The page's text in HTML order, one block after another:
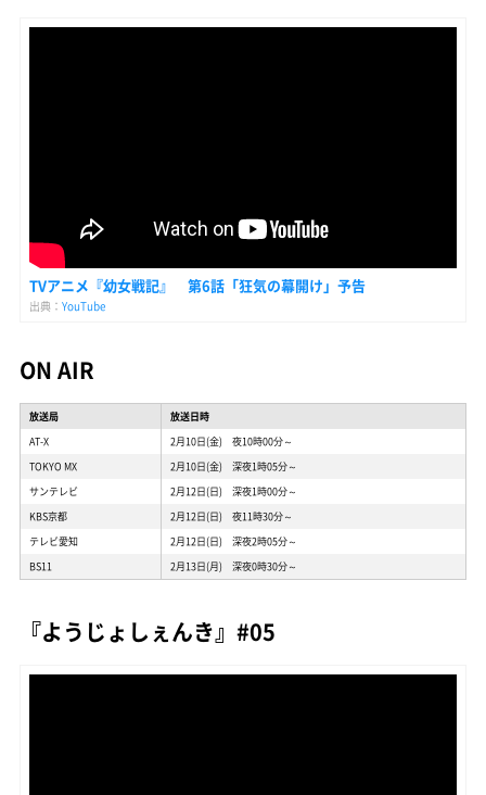
TVアニメ『幼女戦記』 第6話「狂気の幕開け」予告
出典： YouTube
ON AIR
放送局
放送日時
AT-X
2月10日(金) 夜10時00分～
TOKYO MX
2月10日(金) 深夜1時05分～
サンテレビ
2月12日(日) 深夜1時00分～
KBS京都
2月12日(日) 夜11時30分～
テレビ愛知
2月12日(日) 深夜2時05分～
BS11
2月13日(月) 深夜0時30分～
『ようじょしぇんき』#05